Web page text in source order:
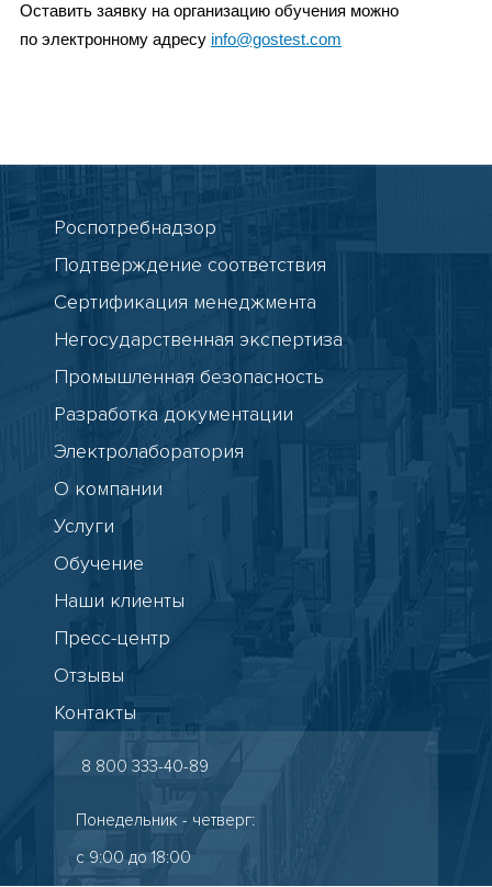
Оставить заявку на организацию обучения можно
по электронному адресу info@gostest.com
О компании
Услуги
Обучение
Наши клиенты
Пресс-центр
Отзывы
Контакты
8 800 333-40-89
Понедельник - четверг:
с 9:00 до 18:00
Роспотребнадзор
Подтверждение соответствия
Сертификация менеджмента
Негосударственная экспертиза
Промышленная безопасность
Разработка документации
Электролаборатория